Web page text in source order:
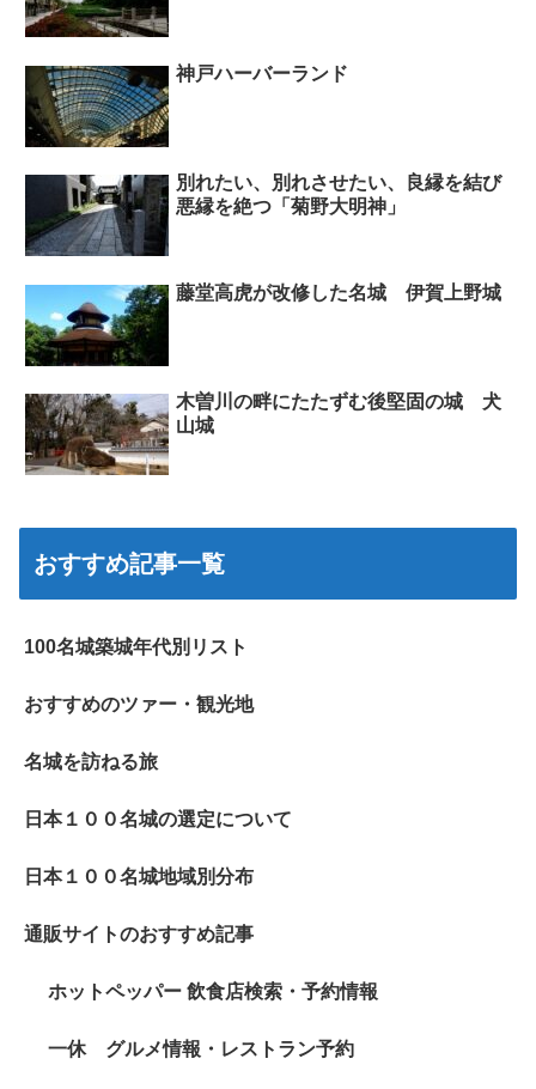
神戸ハーバーランド
別れたい、別れさせたい、良縁を結び
悪縁を絶つ「菊野大明神」
藤堂高虎が改修した名城 伊賀上野城
木曽川の畔にたたずむ後堅固の城 犬
山城
おすすめ記事一覧
100名城築城年代別リスト
おすすめのツァー・観光地
名城を訪ねる旅
日本１００名城の選定について
日本１００名城地域別分布
通販サイトのおすすめ記事
ホットペッパー 飲食店検索・予約情報
一休 グルメ情報・レストラン予約